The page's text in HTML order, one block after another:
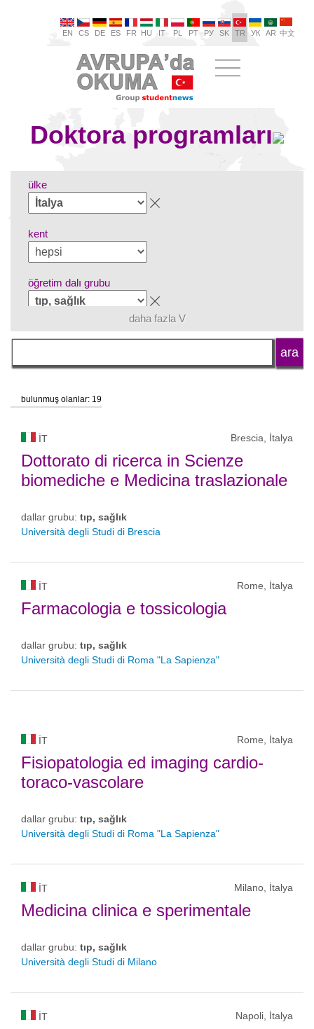
EN CS DE ES FR HU IT PL PT РУ SK TR УК AR 中文
Doktora programları
ülke
kent
öğretim dalı grubu
dil
okul statüsü
daha fazla V
bulunmuş olanlar: 19
IT Brescia, İtalya
Dottorato di ricerca in Scienze
biomediche e Medicina traslazionale
dallar grubu: tıp, sağlık
Università degli Studi di Brescia
IT Rome, İtalya
Farmacologia e tossicologia
dallar grubu: tıp, sağlık
Università degli Studi di Roma "La Sapienza"
IT Rome, İtalya
Fisiopatologia ed imaging cardio-
toraco-vascolare
dallar grubu: tıp, sağlık
Università degli Studi di Roma "La Sapienza"
IT Milano, İtalya
Medicina clinica e sperimentale
dallar grubu: tıp, sağlık
Università degli Studi di Milano
IT Napoli, İtalya